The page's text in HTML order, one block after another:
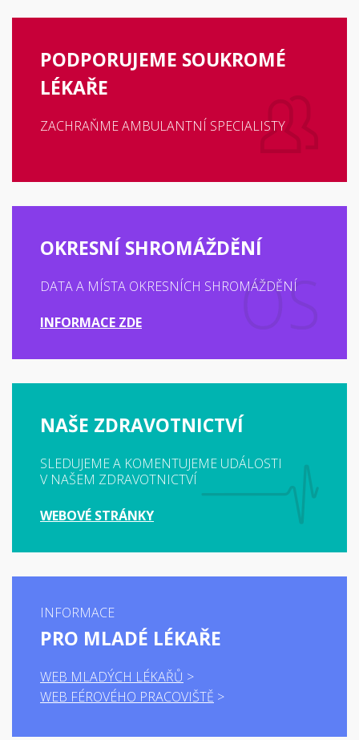
PODPORUJEME SOUKROMÉ
LÉKAŘE
ZACHRAŇME AMBULANTNÍ SPECIALISTY
OKRESNÍ SHROMÁŽDĚNÍ
DATA A MÍSTA OKRESNÍCH SHROMÁŽDĚNÍ
INFORMACE ZDE
NAŠE ZDRAVOTNICTVÍ
SLEDUJEME A KOMENTUJEME UDÁLOSTI
V NAŠEM ZDRAVOTNICTVÍ
WEBOVÉ STRÁNKY
INFORMACE
PRO MLADÉ LÉKAŘE
WEB MLADÝCH LÉKAŘŮ
WEB FÉROVÉHO PRACOVIŠTĚ